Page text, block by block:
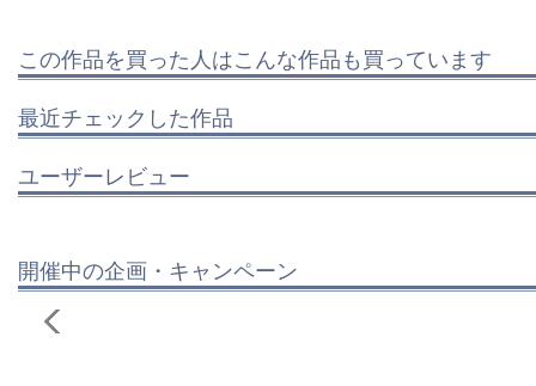
この作品を買った人はこんな作品も買っています
最近チェックした作品
ユーザーレビュー
開催中の企画・キャンペーン